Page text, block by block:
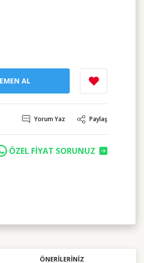
AL
Yorum Yaz Paylaş
ÖZEL FİYAT SORUNUZ
ÖNERILERINIZ